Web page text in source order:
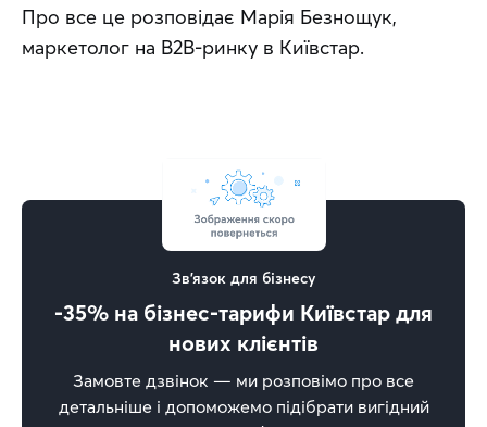
Про все це розповідає Марія Безнощук,
маркетолог на В2В-ринку в Київстар.
Зв'язок для бізнесу
-35% на бізнес-тарифи Київстар для
нових клієнтів
Замовте дзвінок — ми розповімо про все
детальніше і допоможемо підібрати вигідний